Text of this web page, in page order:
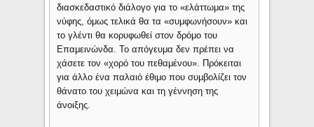
διασκεδαστικό διάλογο για το «ελάττωμα» της
νύφης, όμως τελικά θα τα «συμφωνήσουν» και
το γλέντι θα κορυφωθεί στον δρόμο του
Επαμεινώνδα. Το απόγευμα δεν πρέπει να
χάσετε τον «χορό του πεθαμένου». Πρόκειται
για άλλο ένα παλαιό έθιμο που συμβολίζει τον
θάνατο του χειμώνα και τη γέννηση της
άνοιξης.